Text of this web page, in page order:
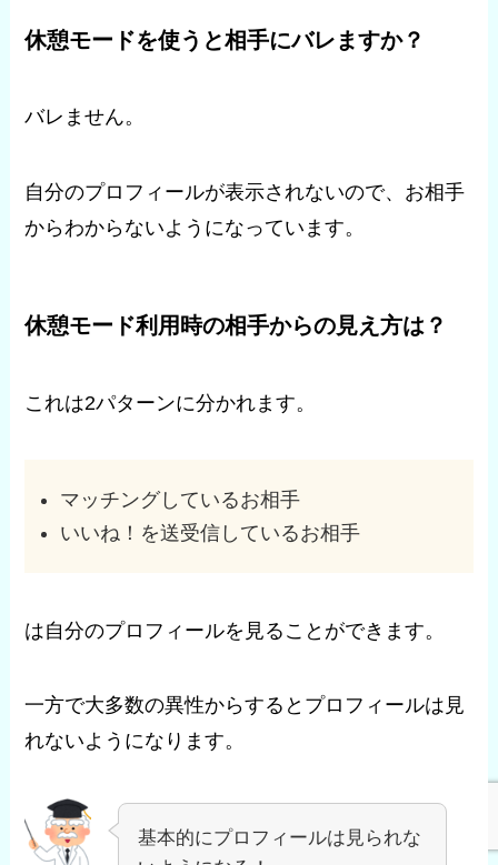
休憩モードを使うと相手にバレますか？
バレません。
自分のプロフィールが表示されないので、お相手
からわからないようになっています。
休憩モード利用時の相手からの見え方は？
これは2パターンに分かれます。
マッチングしているお相手
いいね！を送受信しているお相手
は自分のプロフィールを見ることができます。
一方で大多数の異性からするとプロフィールは見
れないようになります。
基本的にプロフィールは見られな